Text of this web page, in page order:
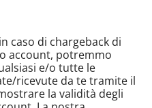
caso di chargeback di
account, potremmo
e/o tutte le
ricevute da te tramite il
la validità degli